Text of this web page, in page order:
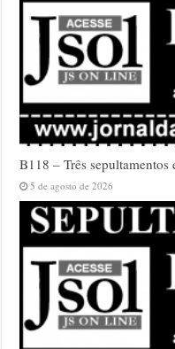
B118 – Três sepultamentos
5 de agosto de 2026